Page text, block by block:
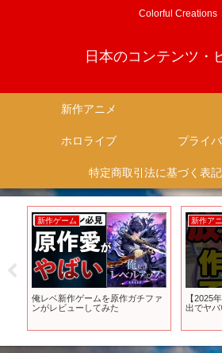
Colorful Creations
日本のコンテンツ・
新作アニメ
ホロライブ
新作ゲーム
俺レベ新作ゲームを原作ガチファ
ンがレビューしてみた
新作ア
【2025
出でヤバ